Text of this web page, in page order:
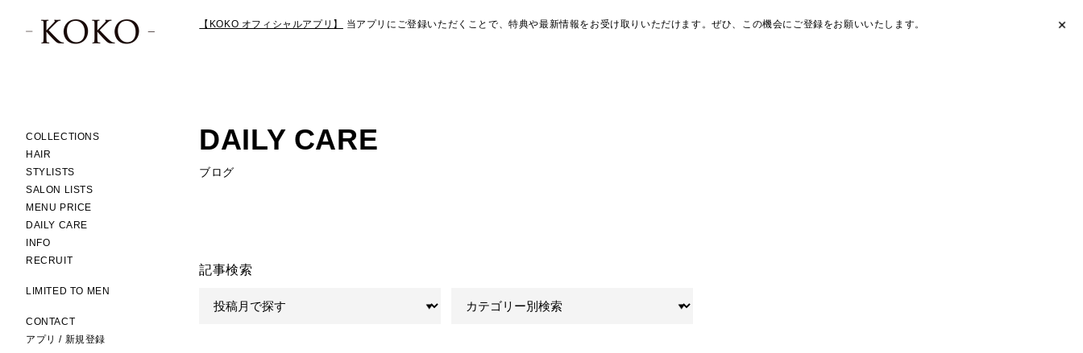
COLLECTIONS
HAIR
STYLISTS
SALON LISTS
MENU PRICE
DAILY CARE
INFO
RECRUIT
LIMITED TO MEN
CONTACT
アプリ / 新規登録
【KOKO オフィシャルアプリ】 当アプリにご登録いただくことで、特典や最新情報をお受け取りいただけます。ぜひ、この機会にご登録をお願いいたします。
DAILY CARE
ブログ
記事検索